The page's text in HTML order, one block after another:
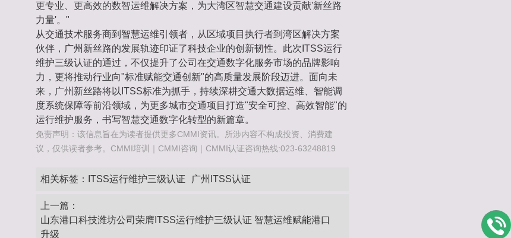
更专业、更高效的数智运维解决方案，为大湾区智慧交通建设贡献'新丝路
力量'。"
从交通技术服务商到智慧运维引领者，从区域项目执行者到湾区解决方案
伙伴，广州新丝路的发展轨迹印证了科技企业的创新韧性。此次ITSS运行
维护三级认证的通过，不仅提升了公司在交通数字化服务市场的品牌影响
力，更将推动行业向"标准赋能交通创新"的高质量发展阶段迈进。面向未
来，广州新丝路将以ITSS标准为抓手，持续深耕交通大数据运维、智能调
度系统保障等前沿领域，为更多城市交通项目打造"安全可控、高效智能"的
运行维护服务，书写智慧交通数字化转型的新篇章。
免责声明：该信息旨在为读者提供更多CMMI资讯。所涉内容不构成投资、消费建
议，仅供读者参考。CMMI培训｜CMMI咨询｜CMMI认证咨询热线:023-63248819
相关标签： ITSS运行维护三级认证 广州ITSS认证
上一篇：
山东港口科技潍坊公司荣膺ITSS运行维护三级认证 智慧运维赋能港口
升级